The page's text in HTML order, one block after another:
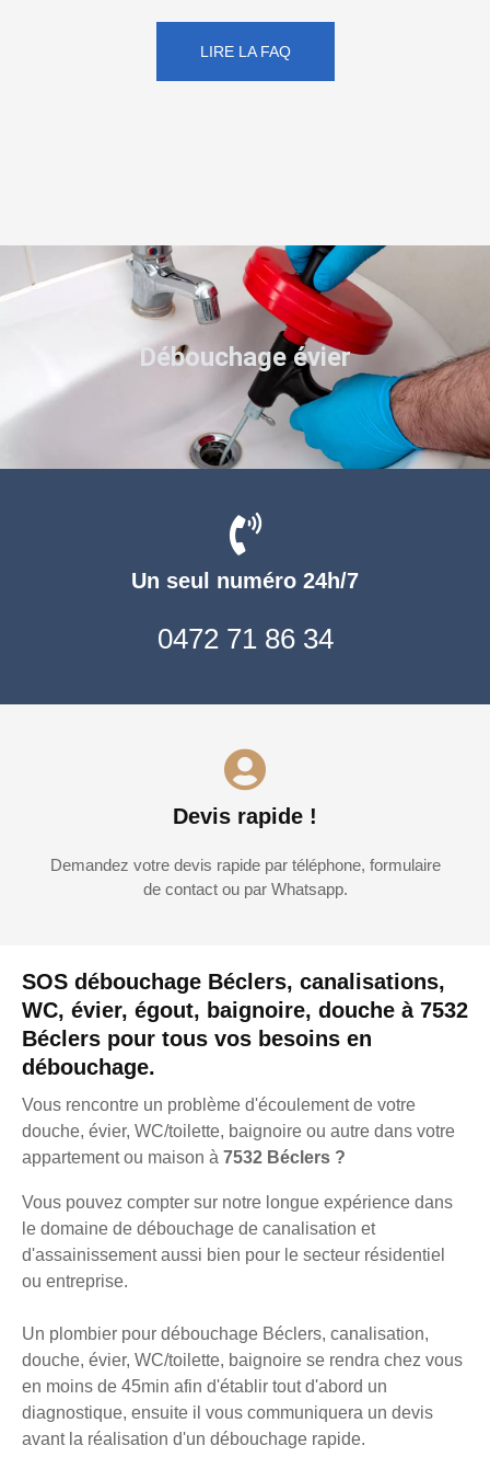
LIRE LA FAQ
SOS débouchage Béclers, canalisations,
WC, évier, égout, baignoire, douche à 7532
Béclers pour tous vos besoins en
débouchage.
Vous rencontre un problème d'écoulement de votre
douche, évier, WC/toilette, baignoire ou autre dans votre
appartement ou maison à 7532 Béclers ?
Vous pouvez compter sur notre longue expérience dans
le domaine de débouchage de canalisation et
d'assainissement aussi bien pour le secteur résidentiel
ou entreprise.
Un plombier pour débouchage Béclers, canalisation,
douche, évier, WC/toilette, baignoire se rendra chez vous
en moins de 45min afin d'établir tout d'abord un
diagnostique, ensuite il vous communiquera un devis
avant la réalisation d'un débouchage rapide.
Un seul numéro 24h/7
0472 71 86 34
Devis rapide !
Demandez votre devis rapide par téléphone, formulaire
de contact ou par Whatsapp.
Débouchage évier